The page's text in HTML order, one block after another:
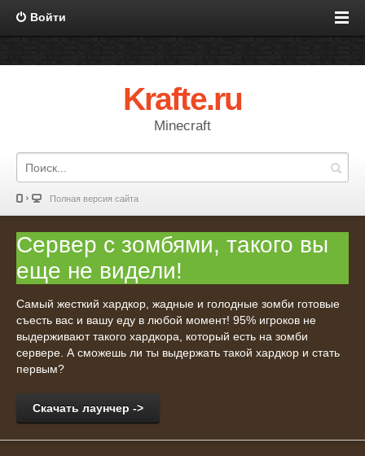
Войти
Krafte.ru
Minecraft
Полная версия сайта
Сервер с зомбями, такого вы
еще не видели!
Самый жесткий хардкор, жадные и голодные зомби готовые
съесть вас и вашу еду в любой момент! 95% игроков не
выдерживают такого хардкора, который есть на зомби
сервере. А сможешь ли ты выдержать такой хардкор и стать
первым?
Скачать лаунчер ->